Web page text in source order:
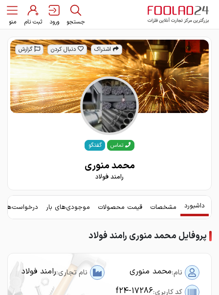
جستجو ورود ثبت نام منو
اشتراک دنبال کردن گزارش
تماس گفتگو
محمد منوری
رامند فولاد
داشبورد مشخصات قیمت محصولات موجودی‌های بار
پروفایل محمد منوری رامند فولاد
نام:محمد منوری نام تجاری:رامند فولاد
کد کاربری:f24-17286